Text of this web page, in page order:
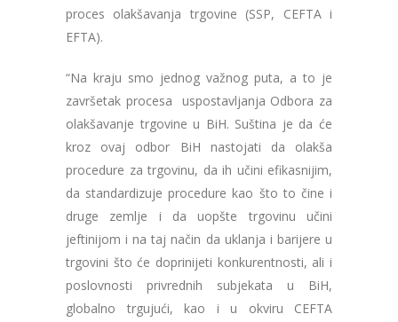
proces olakšavanja trgovine (SSP, CEFTA i
EFTA).
“Na kraju smo jednog važnog puta, a to je
završetak procesa uspostavljanja Odbora za
olakšavanje trgovine u BiH. Suština je da će
kroz ovaj odbor BiH nastojati da olakša
procedure za trgovinu, da ih učini efikasnijim,
da standardizuje procedure kao što to čine i
druge zemlje i da uopšte trgovinu učini
jeftinijom i na taj način da uklanja i barijere u
trgovini što će doprinijeti konkurentnosti, ali i
poslovnosti privrednih subjekata u BiH,
globalno trgujući, kao i u okviru CEFTA